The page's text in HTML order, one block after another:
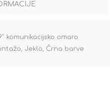
komunikacijsko omaro
Jeklo, Črna barve